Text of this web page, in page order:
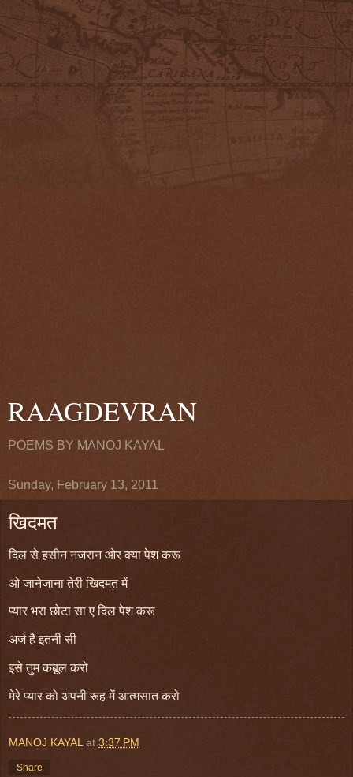
RAAGDEVRAN
POEMS BY MANOJ KAYAL
Sunday, February 13, 2011
खिदमत
दिल से हसीन नजरान ओर क्या पेश करू
ओ जानेजाना तेरी खिदमत में
प्यार भरा छोटा सा ए दिल पेश करू
अर्ज है इतनी सी
इसे तुम कबूल करो
मेरे प्यार को अपनी रूह में आत्मसात करो
MANOJ KAYAL at 3:37 PM
Share